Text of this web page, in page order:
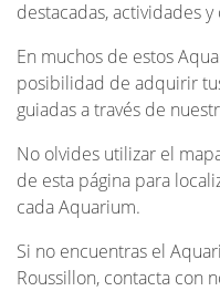
destacadas, actividades
En muchos de estos
posibilidad de adquirir
guiadas a través de
No olvides utilizar el
de esta página para
cada Aquarium.
Si no encuentras el
Roussillon, contacta con